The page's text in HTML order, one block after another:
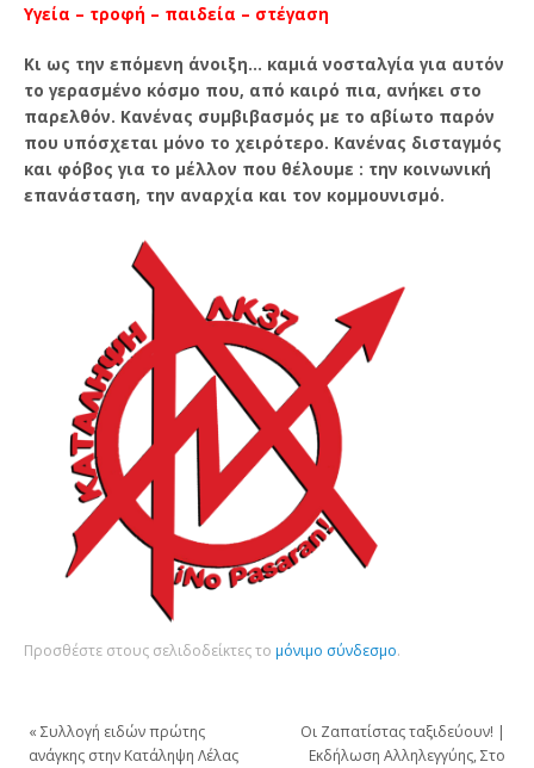
Υγεία – τροφή – παιδεία – στέγαση
Κι ως την επόμενη άνοιξη… καμιά νοσταλγία για αυτόν
το γερασμένο κόσμο που, από καιρό πια, ανήκει στο
παρελθόν. Κανένας συμβιβασμός με το αβίωτο παρόν
που υπόσχεται μόνο το χειρότερο. Κανένας δισταγμός
και φόβος για το μέλλον που θέλουμε : την κοινωνική
επανάσταση, την αναρχία και τον κομμουνισμό.
Προσθέστε στους σελιδοδείκτες το μόνιμο σύνδεσμο.
« Συλλογή ειδών πρώτης
ανάγκης στην Κατάληψη Λέλας
Οι Ζαπατίστας ταξιδεύουν! |
Εκδήλωση Αλληλεγγύης, Στο